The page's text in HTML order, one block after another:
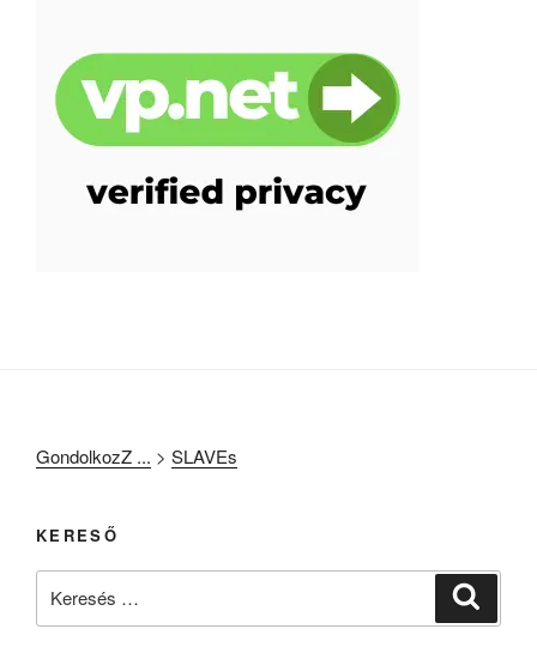
GondolkozZ ... > SLAVEs
KERESŐ